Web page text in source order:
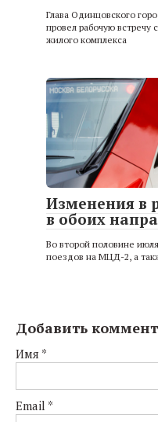
Глава Одинцовского
провел рабочую
жилого комплекса
Изменения в
в обоих
Во второй половине
поездов на МЦД-2, а
Добавить
Имя *
Email *